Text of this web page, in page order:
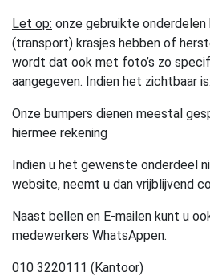
Let op: onze gebruikte onderdelen
(transport) krasjes hebben of
wordt dat ook met foto’s zo
aangegeven. Indien het zichtbaar is.
Onze bumpers dienen meestal
hiermee rekening
Indien u het gewenste onderdeel
website, neemt u dan vrijblijvend
Naast bellen en E-mailen kunt u
medewerkers WhatsAppen.
010 3220111 (Kantoor)